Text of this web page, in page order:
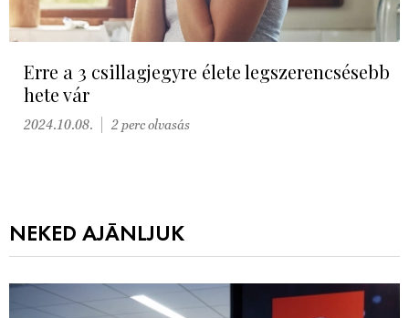
Erre a 3 csillagjegyre élete legszerencsésebb
hete vár
2024.10.08. 2 perc olvasás
NEKED AJÁNLJUK